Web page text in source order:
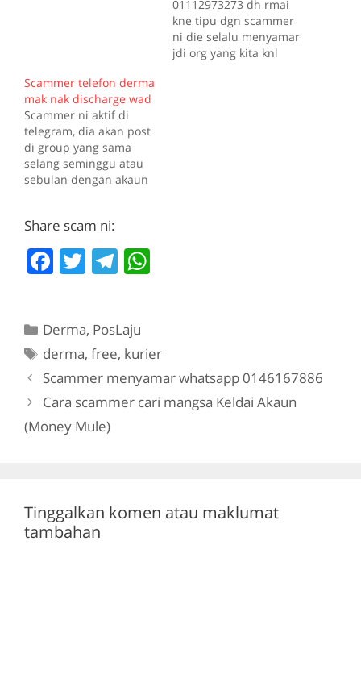
01112973273 dh rmai
kne tipu dgn scammer
ni die selalu menyamar
jdi org yang kita knl
Scammer telefon derma
mak nak discharge wad
Scammer ni aktif di
telegram, dia akan post
di group yang sama
selang seminggu atau
sebulan dengan akaun
telegram) Ayat dan
lebih kurang saja. Nak
jual smartphone yang
juga nombor akaun jika
ada orang nak…
Share scam ni:
F
e
b
o
o
k
T
er
T
gr
a
m
A
p
p
Categories
Derma, PosLaju
Tags
derma,free, kurier
Scammer menyamar whatsapp 0146167886
Cara scammer cari mangsa Keldai Akaun
(Money Mule)
Tinggalkan komen atau maklumat
tambahan